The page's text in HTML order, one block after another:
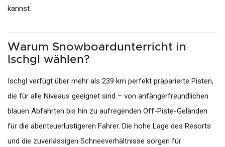
kannst.
Warum Snowboardunterricht in
Ischgl wählen?
Ischgl verfügt über mehr als 239 km perfekt präparierte Pisten,
die für alle Niveaus geeignet sind – von anfängerfreundlichen
blauen Abfahrten bis hin zu aufregenden Off-Piste-Geländen
für die abenteuerlustigeren Fahrer. Die hohe Lage des Resorts
und die zuverlässigen Schneeverhältnisse sorgen für